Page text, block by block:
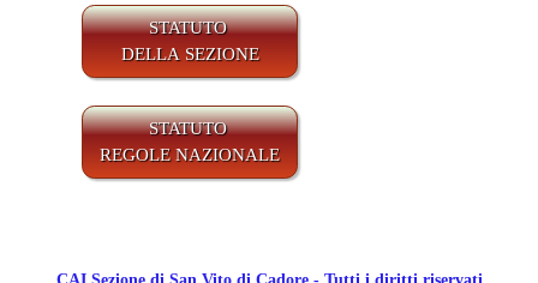
STATUTO
DELLA SEZIONE
STATUTO
REGOLE NAZIONALE